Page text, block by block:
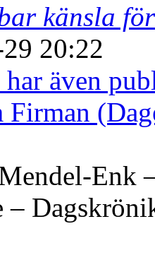
känsla
20:22
även
Firman
Enk
–